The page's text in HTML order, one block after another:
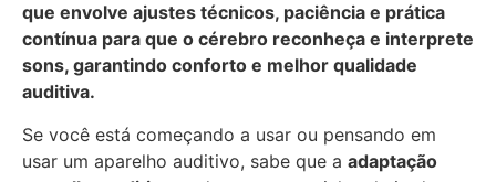
que envolve ajustes técnicos, paciência e prática
contínua para que o cérebro reconheça e interprete
sons, garantindo conforto e melhor qualidade
auditiva.
Se você está começando a usar ou pensando em
usar um aparelho auditivo, sabe que a adaptação